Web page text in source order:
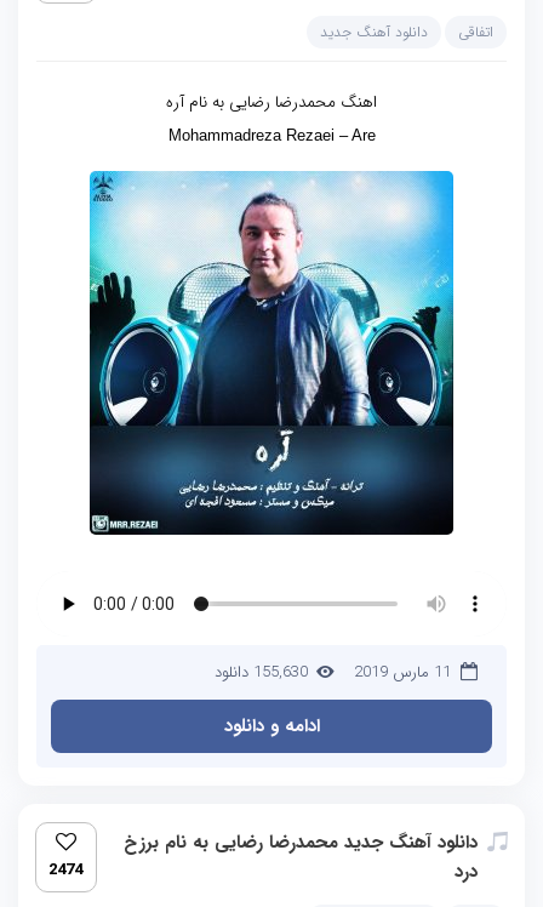
اتفاقی دانلود آهنگ جدید
اهنگ محمدرضا رضایی به نام آره
Mohammadreza Rezaei – Are
11 مارس 2019 155,630 دانلود
ادامه و دانلود
دانلود آهنگ جدید محمدرضا رضایی به نام برزخ
درد
2474